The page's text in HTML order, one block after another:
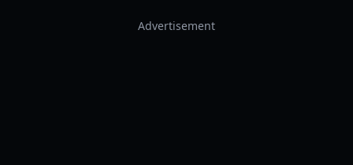
Advertisement